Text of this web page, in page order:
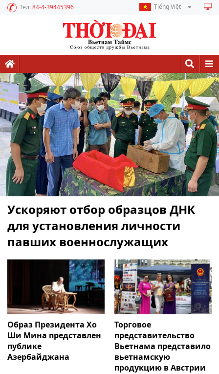
Тел:84-4-39445396 Tiếng Việt
Ускоряют отбор образцов ДНК
для установления личности
павших военнослужащих
Образ Президента Хо
Ши Мина представлен
публике
Азербайджана
Торговое
представительство
Вьетнама представило
вьетнамскую
продукцию в Австрии